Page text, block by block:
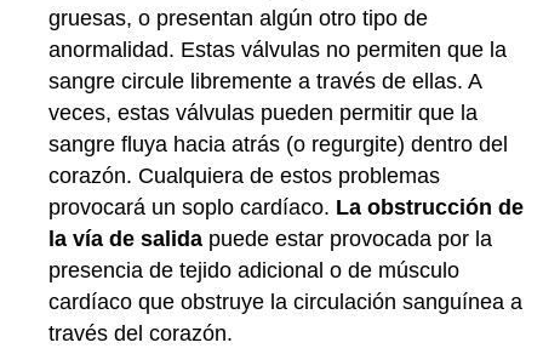
gruesas, o presentan algún otro tipo de
anormalidad. Estas válvulas no permiten que la
sangre circule libremente a través de ellas. A
veces, estas válvulas pueden permitir que la
sangre fluya hacia atrás (o regurgite) dentro del
corazón. Cualquiera de estos problemas
provocará un soplo cardíaco. La obstrucción de
la vía de salida puede estar provocada por la
presencia de tejido adicional o de músculo
cardíaco que obstruye la circulación sanguínea a
través del corazón.